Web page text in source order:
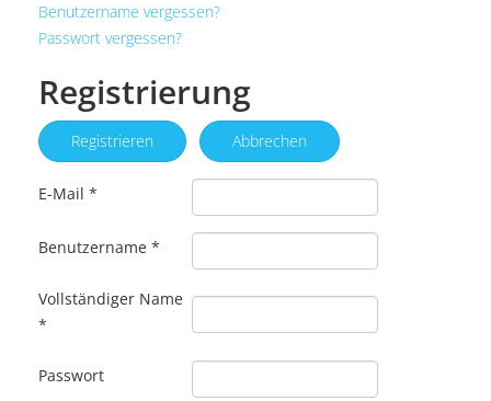
Benutzername vergessen?
Passwort vergessen?
Registrierung
Registrieren Abbrechen
E-Mail *
Benutzername *
Vollständiger Name
*
Passwort